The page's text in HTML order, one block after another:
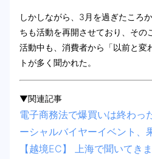
しかしながら、3月を過ぎたころ
ちも活動を再開させており、その
活動中も、消費者から「以前と変
トが多く聞かれた。
▼関連記事
電子商務法で爆買いは終わっ
ーシャルバイヤーイベント、
【越境EC】 上海で聞いてき